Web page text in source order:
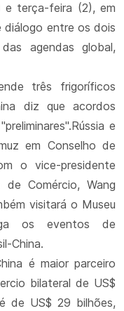
e terça-feira (2), em
diálogo entre os dois
agendas global,
três frigoríficos
diz que acordos
e
em Conselho de
o vice-presidente
Comércio, Wang
visitará o Museu
os eventos de
China.
é maior parceiro
bilateral de US$
de US$ 29 bilhões,